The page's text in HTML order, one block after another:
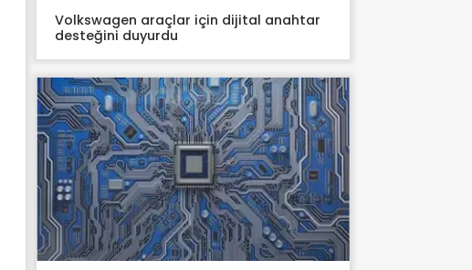
Volkswagen araçlar için dijital anahtar
desteğini duyurdu